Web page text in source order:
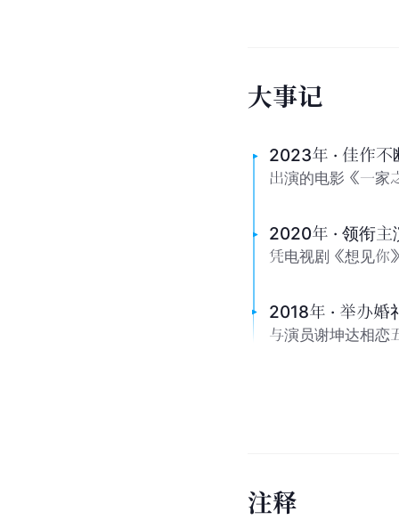
大事记
2023年 · 佳作不
出演的电影《一家
2020年 · 领衔
凭电视剧《想见你
2018年 · 举办婚
与演员谢坤达相恋
注释